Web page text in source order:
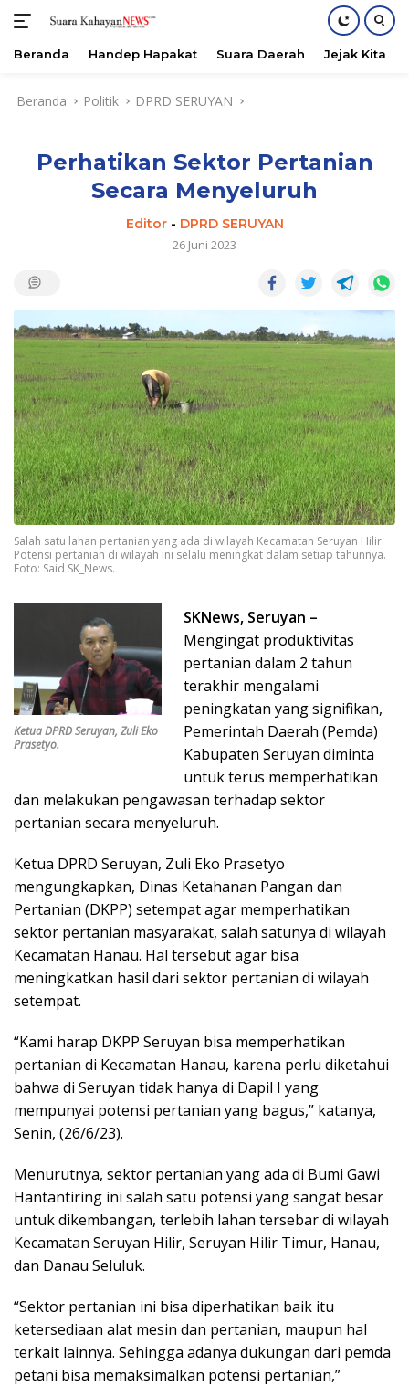
Beranda Handep Hapakat Suara Daerah Jejak Kita
Beranda Politik DPRD SERUYAN
Perhatikan Sektor Pertanian
Secara Menyeluruh
Editor- DPRD SERUYAN
26 Juni 2023
Salah satu lahan pertanian yang ada di wilayah Kecamatan Seruyan Hilir.
Potensi pertanian di wilayah ini selalu meningkat dalam setiap tahunnya.
Foto: Said SK_News.
Ketua DPRD Seruyan, Zuli Eko
Prasetyo.
SKNews, Seruyan –
Mengingat produktivitas
pertanian dalam 2 tahun
terakhir mengalami
peningkatan yang signifikan,
Pemerintah Daerah (Pemda)
Kabupaten Seruyan diminta
untuk terus memperhatikan
dan melakukan pengawasan terhadap sektor
pertanian secara menyeluruh.
Ketua DPRD Seruyan, Zuli Eko Prasetyo
mengungkapkan, Dinas Ketahanan Pangan dan
Pertanian (DKPP) setempat agar memperhatikan
sektor pertanian masyarakat, salah satunya di wilayah
Kecamatan Hanau. Hal tersebut agar bisa
meningkatkan hasil dari sektor pertanian di wilayah
setempat.
“Kami harap DKPP Seruyan bisa memperhatikan
pertanian di Kecamatan Hanau, karena perlu diketahui
bahwa di Seruyan tidak hanya di Dapil I yang
mempunyai potensi pertanian yang bagus,” katanya,
Senin, (26/6/23).
Menurutnya, sektor pertanian yang ada di Bumi Gawi
Hantantiring ini salah satu potensi yang sangat besar
untuk dikembangan, terlebih lahan tersebar di wilayah
Kecamatan Seruyan Hilir, Seruyan Hilir Timur, Hanau,
dan Danau Seluluk.
“Sektor pertanian ini bisa diperhatikan baik itu
ketersediaan alat mesin dan pertanian, maupun hal
terkait lainnya. Sehingga adanya dukungan dari pemda
petani bisa memaksimalkan potensi pertanian,”